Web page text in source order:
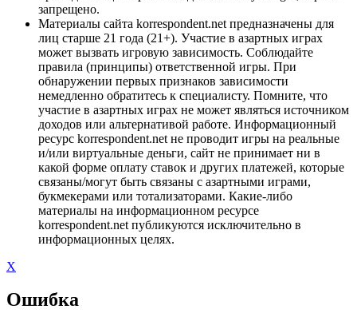
запрещено.
Материалы сайта korrespondent.net предназначены для
лиц старше 21 года (21+). Участие в азартных играх
может вызвать игровую зависимость. Соблюдайте
правила (принципы) ответственной игры. При
обнаружении первых признаков зависимости
немедленно обратитесь к специалисту. Помните, что
участие в азартных играх не может являться источником
доходов или альтернативой работе. Информационный
ресурс korrespondent.net не проводит игры на реальные
и/или виртуальные деньги, сайт не принимает ни в
какой форме оплату ставок и других платежей, которые
связаны/могут быть связаны с азартными играми,
букмекерами или тотализаторами. Какие-либо
материалы на информационном ресурсе
korrespondent.net публикуются исключительно в
информационных целях.
X
Ошибка